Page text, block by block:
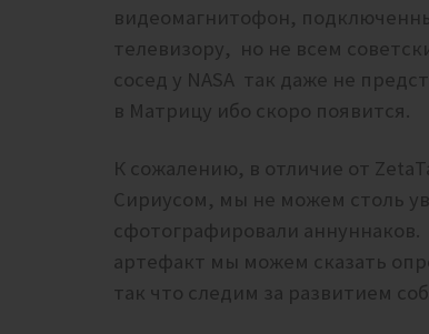
видеомагнитофон,
телевизору, но не всем
соcед у NASA так даже не
в Матрицу ибо скоро появится.
К сожалению, в отличие от
Сириусом, мы не можем столь
сфотографировали аннуннаков.
артефакт мы можем сказать
так что следим за развитием